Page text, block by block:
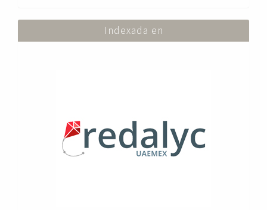
Indexada en